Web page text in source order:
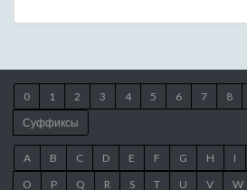
0 1 2 3 4 5 6 7 8
Суффиксы
A B C D E F G H I
O
P Q R S T U V W